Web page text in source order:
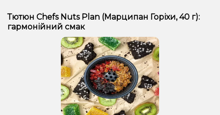
Тютюн Chefs Nuts Plan (Марципан Горіхи, 40 г):
гармонійний смак